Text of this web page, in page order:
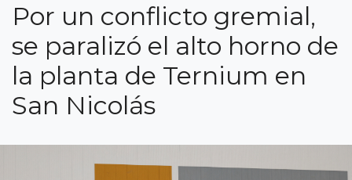
Por un conflicto gremial,
se paralizó el alto horno de
la planta de Ternium en
San Nicolás